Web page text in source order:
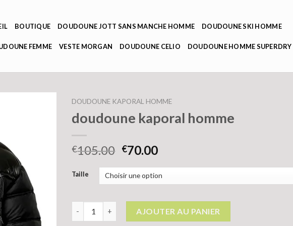
BOUTIQUE DOUDOUNE JOTT SANS MANCHE HOMME DOUDOUNE SKI HOMME
FEMME VESTE MORGAN DOUDOUNE CELIO DOUDOUNE HOMME SUPERDRY
DOUDOUNE KAPORAL HOMME
doudoune kaporal homme
€105.00 €70.00
Taille
AJOUTER AU PANIER